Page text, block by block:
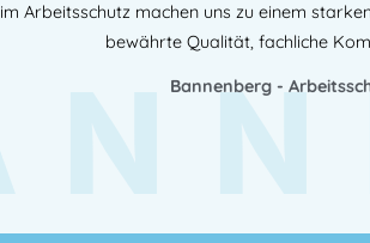
Arbeitsschutz machen uns zu einem
bewährte Qualität, fachliche
Bannenberg -